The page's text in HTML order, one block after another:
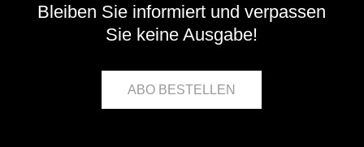
Bleiben Sie informiert und verpassen
Sie keine Ausgabe!
ABO BESTELLEN